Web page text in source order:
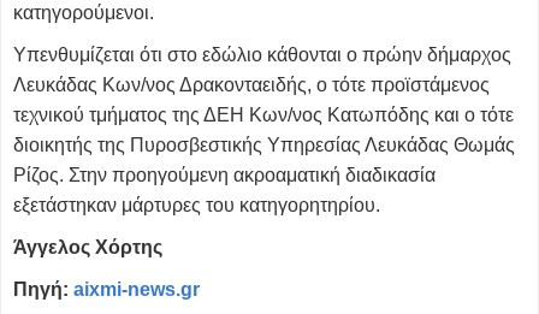
κατηγορούμενοι.
Υπενθυμίζεται ότι στο εδώλιο κάθονται ο πρώην δήμαρχος
Λευκάδας Κων/νος Δρακονταειδής, ο τότε προϊστάμενος
τεχνικού τμήματος της ΔΕΗ Κων/νος Κατωπόδης και ο τότε
διοικητής της Πυροσβεστικής Υπηρεσίας Λευκάδας Θωμάς
Ρίζος. Στην προηγούμενη ακροαματική διαδικασία
εξετάστηκαν μάρτυρες του κατηγορητηρίου.
Άγγελος Χόρτης
Πηγή: aixmi-news.gr